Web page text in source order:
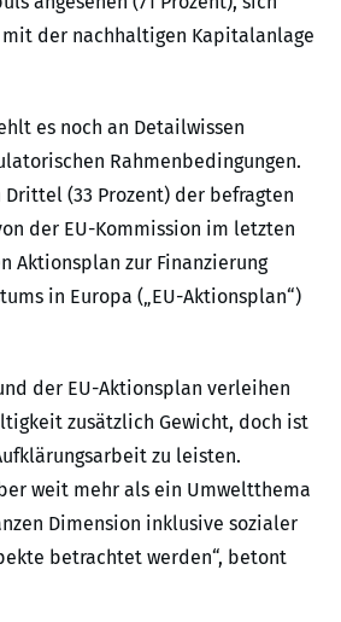
der nachhaltigen Kapitalanlage
es noch an Detailwissen
Rahmenbedingungen.
(33 Prozent) der befragten
der EU-Kommission im letzten
Aktionsplan zur Finanzierung
in Europa („EU-Aktionsplan“)
der EU-Aktionsplan verleihen
zusätzlich Gewicht, doch ist
zu leisten.
weit mehr als ein Umweltthema
Dimension inklusive sozialer
betrachtet werden“, betont